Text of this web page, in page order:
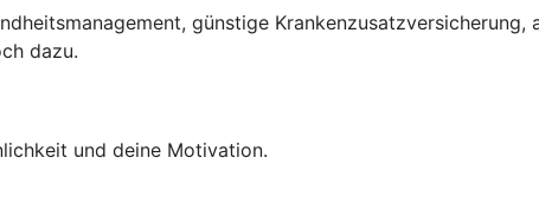
günstige
dazu.
und deine Motivation.